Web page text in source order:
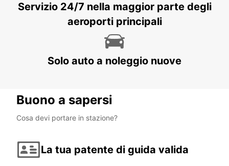
Servizio 24/7 nella maggior parte degli
aeroporti principali
Solo auto a noleggio nuove
Buono a sapersi
Cosa devi portare in stazione?
La tua patente di guida valida